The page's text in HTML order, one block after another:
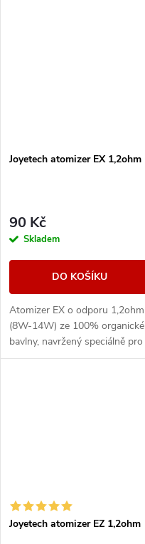
Joyetech atomizer EX 1,2ohm
90 Kč
Skladem
DO KOŠÍKU
Atomizer EX o odporu 1,2ohm
(8W-14W) ze 100% organické
bavlny, navržený speciálně pro
styl potahování ústa-plice.
Joyetech atomizer EZ 1,2ohm